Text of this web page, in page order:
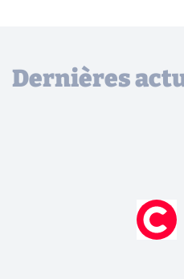
Dernières